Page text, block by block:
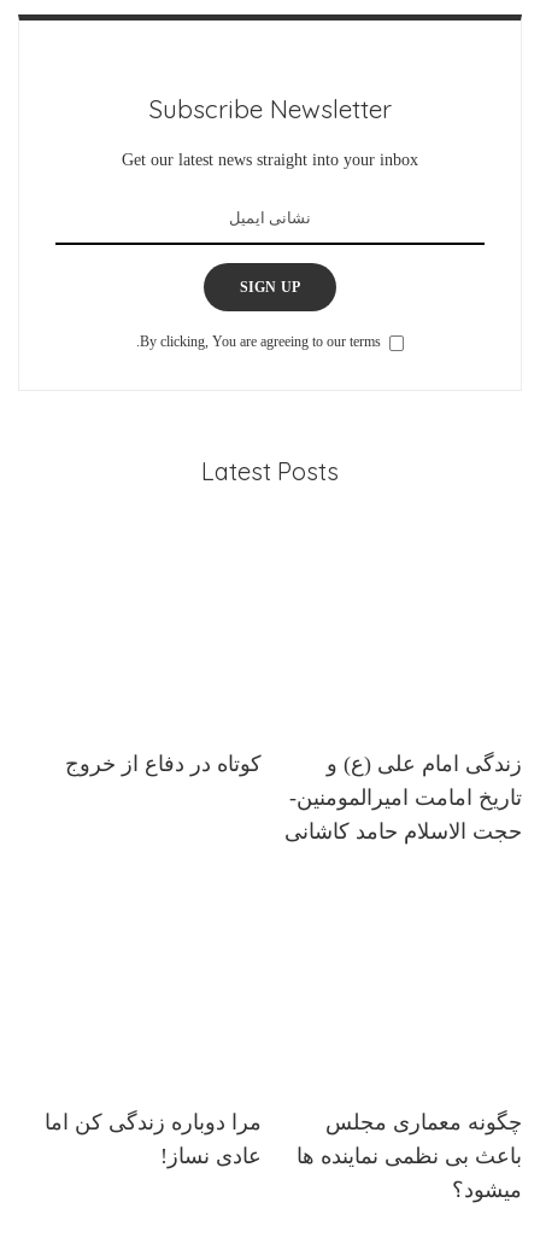
Subscribe Newsletter
Get our latest news straight into your inbox
SIGN UP
By clicking, You are agreeing to our terms.
Latest Posts
زندگی امام علی (ع) و
تاریخ امامت امیرالمومنین-
حجت الاسلام حامد کاشانی
کوتاه در دفاع از خروج
چگونه معماری مجلس
باعث بی نظمی نماینده ها
میشود؟
مرا دوباره زندگی کن اما
عادی نساز!